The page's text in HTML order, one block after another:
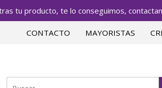
tu producto, te lo conseguimos,
CONTACTO MAYORISTAS